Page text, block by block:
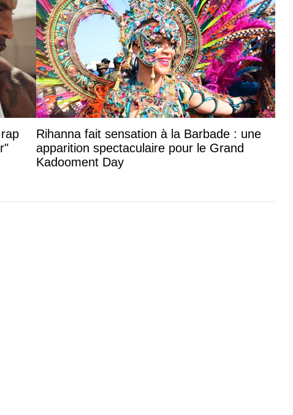
Rihanna fait sensation à la Barbade : une
apparition spectaculaire pour le Grand
Kadooment Day